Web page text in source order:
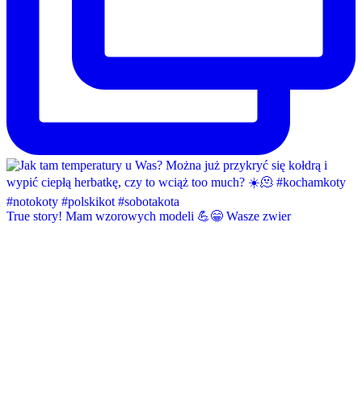
True story! Mam wzorowych modeli 💪😁 Wasze zwier